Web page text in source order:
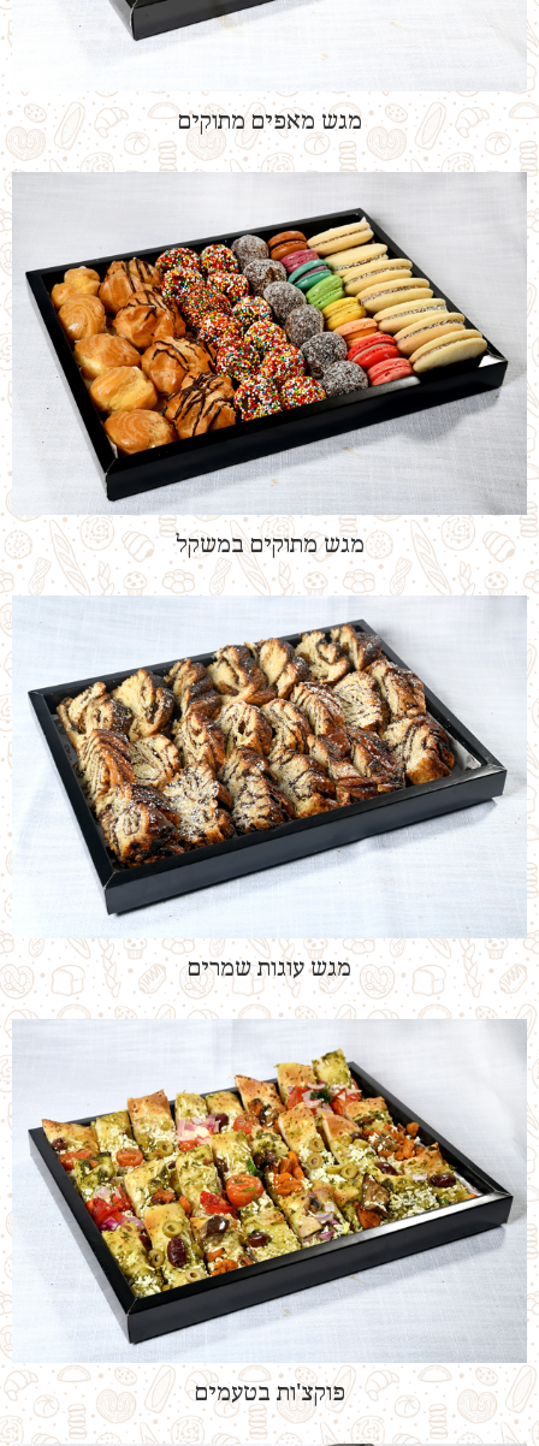
מגש מאפים מתוקים
מגש מתוקים במשקל
מגש עוגות שמרים
פוקצ'ות בטעמים